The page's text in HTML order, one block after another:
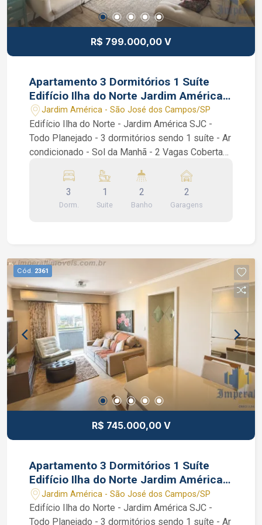
R$ 799.000,00 V
Apartamento 3 Dormitórios 1 Suíte
Edifício Ilha do Norte Jardim América
SJC SP Vaga Coberta
Jardim América - São José dos Campos/SP
Edifício Ilha do Norte - Jardim América SJC -
Todo Planejado - 3 dormitórios sendo 1 suíte - Ar
condicionado - Sol da Manhã - 2 Vagas Cobertas
1 suíte, Sala 2 ambientes, Sacada, Banheiro
Social, Cozinha planejada, área de serviço /
lavanderia. Vaga de garagem coberta Condomínio
e gás inclusos no condomínio, Próximo ao
Shopping Oriente e comercio em geral. João
Ferreira Corretor de imóveis CRECI 234.934 F
WhatsApp (12) 99668-3140
3
Dorm.
1
Suite
2
Banho
2
Garagens
Cód. 2361
R$ 745.000,00 V
Apartamento 3 Dormitórios 1 Suíte
Edifício Ilha do Norte Jardim América
SJC SP Vaga Coberta
Jardim América - São José dos Campos/SP
Edifício Ilha do Norte - Jardim América SJC -
Todo Planejado - 3 dormitórios sendo 1 suíte - Ar